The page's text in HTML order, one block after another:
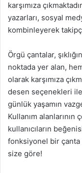
karşımıza
yazarları, sosyal
kombinleyerek
Örgü çantalar,
noktada yer alan,
olarak karşımıza
desen seçenekleri
günlük yaşamın
Kullanım alanlarının
kullanıcıların
fonksiyonel bir çanta
size göre!